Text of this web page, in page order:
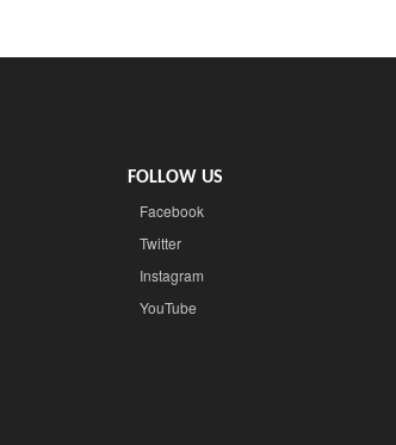
FOLLOW US
Facebook
Twitter
Instagram
YouTube